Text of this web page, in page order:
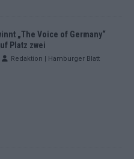
„The Voice of Germany“
Platz zwei
Redaktion | Hamburger Blatt